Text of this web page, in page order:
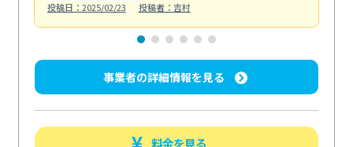
投稿日：2025/02/23
投稿者：吉村
事業者の詳細情報を見る